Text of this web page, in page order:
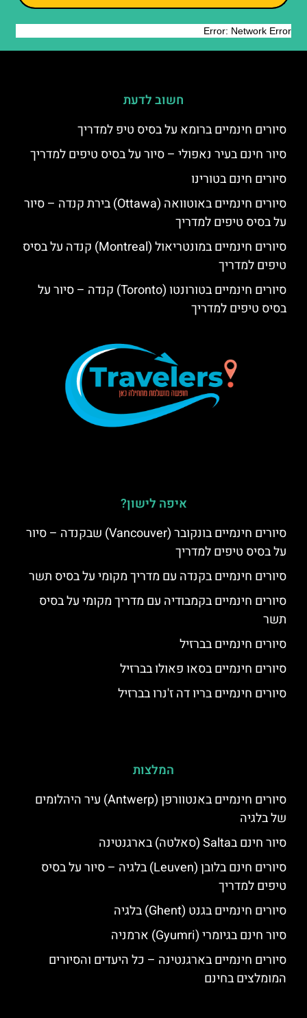
חשוב לדעת
סיורים חינמיים ברומא על בסיס טיפ למדריך
סיור חינם בעיר נאפולי – סיור על בסיס טיפים למדריך
סיורים חינם בטורינו
סיורים חינמיים באוטוואה (Ottawa) בירת קנדה – סיור
על בסיס טיפים למדריך
סיורים חינמיים במונטריאול (Montreal) קנדה על בסיס
טיפים למדריך
סיורים חינמיים בטורונטו (Toronto) קנדה – סיור על
בסיס טיפים למדריך
איפה לישון?
סיורים חינמיים בונקובר (Vancouver) שבקנדה – סיור
על בסיס טיפים למדריך
סיורים חינמיים בקנדה עם מדריך מקומי על בסיס תשר
סיורים חינמיים בקמבודיה עם מדריך מקומי על בסיס
תשר
סיורים חינמיים בברזיל
סיורים חינמיים בסאו פאולו בברזיל
סיורים חינמיים בריו דה ז'נרו בברזיל
המלצות
סיורים חינמיים באנטוורפן (Antwerp) עיר היהלומים
של בלגיה
סיור חינם בSalta (סאלטה) בארגנטינה
סיורים חינם בלובן (Leuven) בלגיה – סיור על בסיס
טיפים למדריך
סיורים חינמיים בגנט (Ghent) בלגיה
סיור חינם בגיומרי (Gyumri) ארמניה
סיורים חינמיים בארגנטינה – כל היעדים והסיורים
המומלצים בחינם